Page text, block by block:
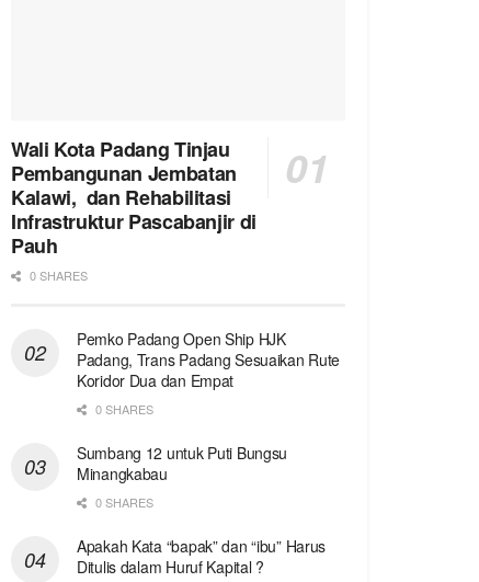
Wali Kota Padang Tinjau
Pembangunan Jembatan
Kalawi, dan Rehabilitasi
Infrastruktur Pascabanjir di
Pauh
0 SHARES
Pemko Padang Open Ship HJK
Padang, Trans Padang Sesuaikan Rute
Koridor Dua dan Empat
0 SHARES
Sumbang 12 untuk Puti Bungsu
Minangkabau
0 SHARES
Apakah Kata “bapak” dan “ibu” Harus
Ditulis dalam Huruf Kapital ?